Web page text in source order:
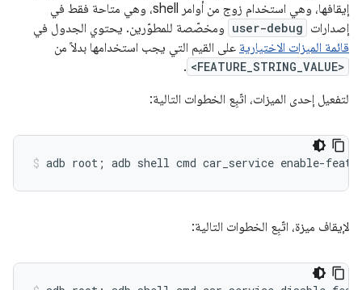
إيقافها، وهي استخدام زوج من أوامر shell، وهي متاحة فقط في
إصدارات user-debug ومخصّصة للمطوّرين. يحتوي الجدول في
قائمة الميزات الاختيارية على القيم التي يجب استخدامها بدلاً من
<FEATURE_STRING_VALUE>
.
لتفعيل إحدى الميزات، اتّبِع الخطوات التالية:
لإيقاف ميزة، اتّبِع الخطوات التالية: